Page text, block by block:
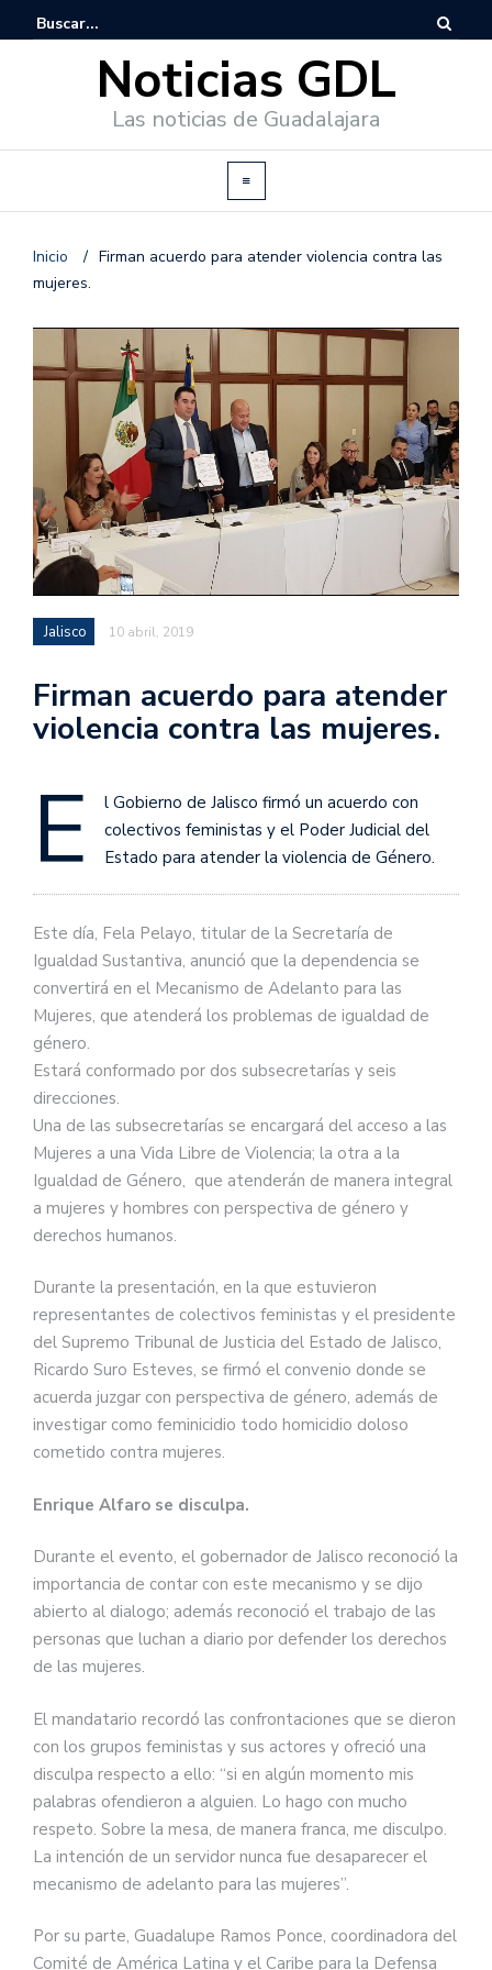
Noticias GDL
Las noticias de Guadalajara
Inicio / Firman acuerdo para atender violencia contra las
mujeres.
Jalisco 10 abril, 2019
Firman acuerdo para atender
violencia contra las mujeres.
E
l Gobierno de Jalisco firmó un acuerdo con
colectivos feministas y el Poder Judicial del
Estado para atender la violencia de Género.
Este día, Fela Pelayo, titular de la Secretaría de
Igualdad Sustantiva, anunció que la dependencia se
convertirá en el Mecanismo de Adelanto para las
Mujeres, que atenderá los problemas de igualdad de
género.
Estará conformado por dos subsecretarías y seis
direcciones.
Una de las subsecretarías se encargará del acceso a las
Mujeres a una Vida Libre de Violencia; la otra a la
Igualdad de Género, que atenderán de manera integral
a mujeres y hombres con perspectiva de género y
derechos humanos.
Durante la presentación, en la que estuvieron
representantes de colectivos feministas y el presidente
del Supremo Tribunal de Justicia del Estado de Jalisco,
Ricardo Suro Esteves, se firmó el convenio donde se
acuerda juzgar con perspectiva de género, además de
investigar como feminicidio todo homicidio doloso
cometido contra mujeres.
Enrique Alfaro se disculpa.
Durante el evento, el gobernador de Jalisco reconoció la
importancia de contar con este mecanismo y se dijo
abierto al dialogo; además reconoció el trabajo de las
personas que luchan a diario por defender los derechos
de las mujeres.
El mandatario recordó las confrontaciones que se dieron
con los grupos feministas y sus actores y ofreció una
disculpa respecto a ello: “si en algún momento mis
palabras ofendieron a alguien. Lo hago con mucho
respeto. Sobre la mesa, de manera franca, me disculpo.
La intención de un servidor nunca fue desaparecer el
mecanismo de adelanto para las mujeres”.
Por su parte, Guadalupe Ramos Ponce, coordinadora del
Comité de América Latina y el Caribe para la Defensa